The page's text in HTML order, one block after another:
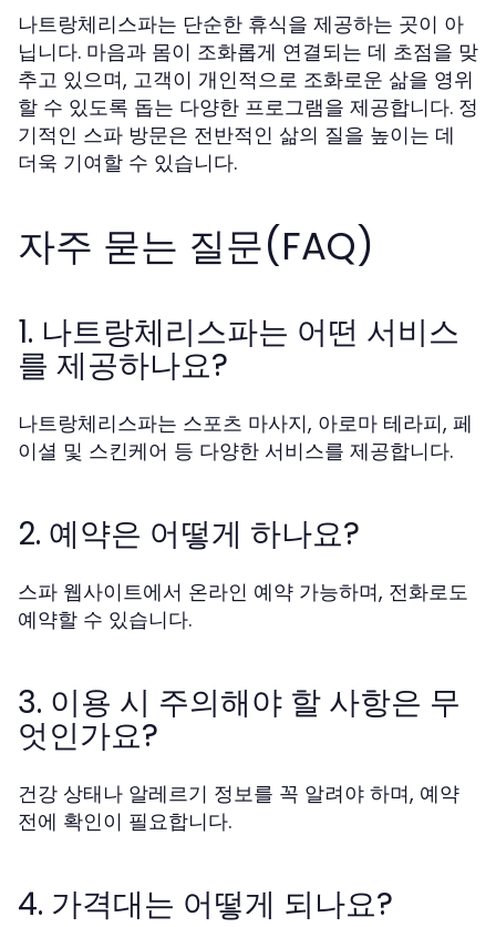
나트랑체리스파는 단순한 휴식을 제공하는 곳이 아
닙니다. 마음과 몸이 조화롭게 연결되는 데 초점을 맞
추고 있으며, 고객이 개인적으로 조화로운 삶을 영위
할 수 있도록 돕는 다양한 프로그램을 제공합니다. 정
기적인 스파 방문은 전반적인 삶의 질을 높이는 데
더욱 기여할 수 있습니다.
자주 묻는 질문(FAQ)
1. 나트랑체리스파는 어떤 서비스
를 제공하나요?
나트랑체리스파는 스포츠 마사지, 아로마 테라피, 페
이셜 및 스킨케어 등 다양한 서비스를 제공합니다.
2. 예약은 어떻게 하나요?
스파 웹사이트에서 온라인 예약 가능하며, 전화로도
예약할 수 있습니다.
3. 이용 시 주의해야 할 사항은 무
엇인가요?
건강 상태나 알레르기 정보를 꼭 알려야 하며, 예약
전에 확인이 필요합니다.
4. 가격대는 어떻게 되나요?